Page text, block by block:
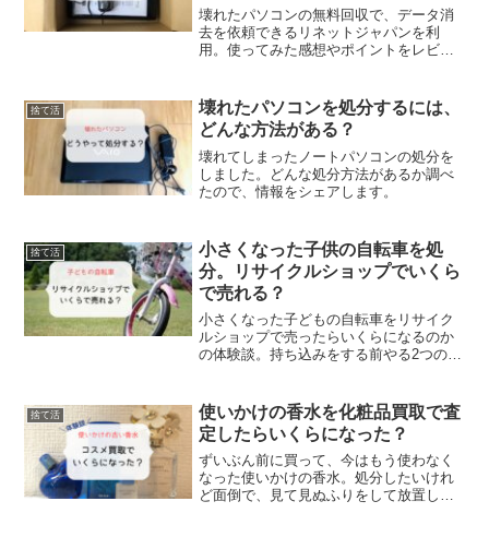
壊れたパソコンの無料回収で、データ消
去を依頼できるリネットジャパンを利
用。使ってみた感想やポイントをレビュ
捨て活
壊れたパソコンを処分するには、
どんな方法がある？
壊れてしまったノートパソコンの処分を
しました。どんな処分方法があるか調べ
たので、情報をシェアします。
捨て活
小さくなった子供の自転車を処
分。リサイクルショップでいくら
で売れる？
小さくなった子どもの自転車をリサイク
ルショップで売ったらいくらになるのか
の体験談。持ち込みをする前やる2つのこ
捨て活
使いかけの香水を化粧品買取で査
定したらいくらになった？
ずいぶん前に買って、今はもう使わなく
なった使いかけの香水。処分したいけれ
ど面倒で、見て見ぬふりをして放置しち